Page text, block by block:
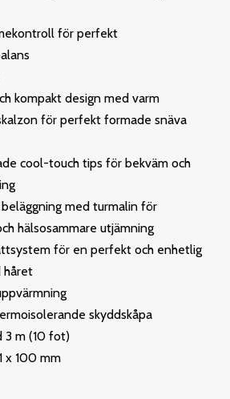
för perfekt
kompakt design med varm
för perfekt formade snäva
cool-touch tips för bekväm och
beläggning med turmalin för
hälsosammare utjämning
för en perfekt och enhetlig
håret
skyddskåpa
3 m (10 fot)
x 100 mm